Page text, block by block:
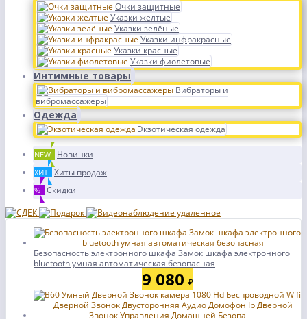
Очки защитные
Указки желтые
Указки зелёные
Указки инфракрасные
Указки красные
Указки фиолетовые
Интимные товары
Вибраторы и
вибромассажеры
Одежда
Экзотическая одежда
NEW Новинки
ХИТ Хиты продаж
% Скидки
Безопасность электронного шкафа Замок шкафа электронного
bluetooth умная автоматическая безопасная
9 080 ₽